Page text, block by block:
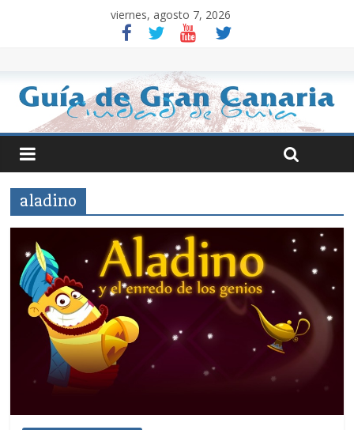
viernes, agosto 7, 2026
aladino